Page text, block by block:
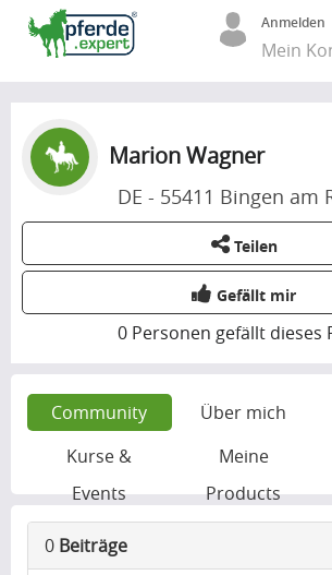
Anmelden
Mein
Marion Wagner
DE - 55411 Bingen am
Teilen
Gefällt mir
0 Personen gefällt dieses
Community Über mich
Kurse &
Events
Meine
Products
0 Beiträge